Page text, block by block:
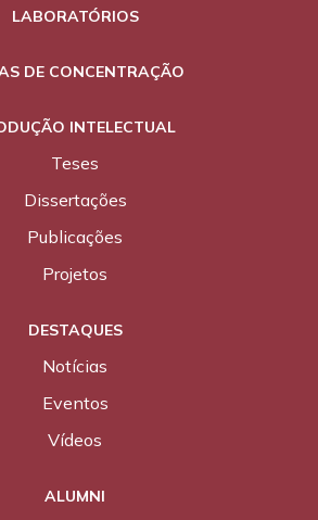
LABORATÓRIOS
DE CONCENTRAÇÃO
INTELECTUAL
Teses
Dissertações
Publicações
Projetos
DESTAQUES
Notícias
Eventos
Vídeos
ALUMNI